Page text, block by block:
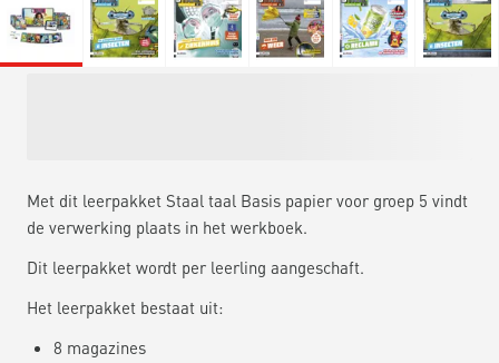
Met dit leerpakket Staal taal Basis papier voor groep 5 vindt
de verwerking plaats in het werkboek.
Dit leerpakket wordt per leerling aangeschaft.
Het leerpakket bestaat uit:
8 magazines